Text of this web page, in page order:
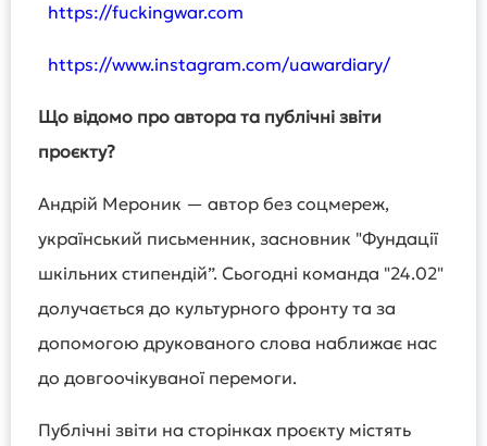
https://fuckingwar.com
https://www.instagram.com/uawardiary/
Що відомо про автора та публічні звіти
проєкту?
Андрій Мероник — автор без соцмереж,
український письменник, засновник "Фундації
шкільних стипендій”. Сьогодні команда "24.02"
долучається до культурного фронту та за
допомогою друкованого слова наближає нас
до довгоочікуваної перемоги.
Публічні звіти на сторінках проєкту містять